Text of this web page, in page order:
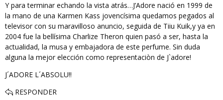
Y para terminar echando la vista atrás…J’Adore nació en 1999 de
la mano de una Karmen Kass jovencísima quedamos pegados al
televisor con su maravilloso anuncio, seguida de Tiiu Kuik,y ya en
2004 fue la bellísima Charlize Theron quien pasó a ser, hasta la
actualidad, la musa y embajadora de este perfume. Sin duda
alguna la mejor elección como representaciòn de J`adore!
J´ADORE L´ABSOLU!!
RESPONDER